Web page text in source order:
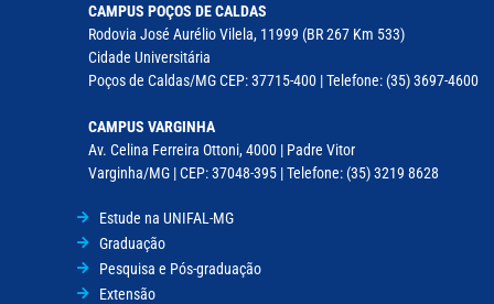
CAMPUS POÇOS DE CALDAS
Rodovia José Aurélio Vilela, 11999 (BR 267 Km 533)
Cidade Universitária
Poços de Caldas/MG CEP: 37715-400 | Telefone: (35) 3697-4600
CAMPUS VARGINHA
Av. Celina Ferreira Ottoni, 4000 | Padre Vitor
Varginha/MG | CEP: 37048-395 | Telefone: (35) 3219 8628
Estude na UNIFAL-MG
Graduação
Pesquisa e Pós-graduação
Extensão